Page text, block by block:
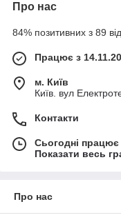
Про нас
84% позитивних з 89
Працює з
м. Київ
Київ. вул
Контакти
Сьогодні
Показати весь
Про нас